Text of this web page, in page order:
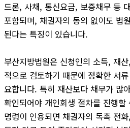
드론, 사채, 통신요금, 보증채무 등
포함되며, 채권자의 동의 없이도 법
된다는 특징이 있습니다.
부산지방법원은 신청인의 소득, 재
적으로 검토하기 때문에 정확한 서
요합니다. 특히 재산보다 채무가 많
확인되어야 개인회생 절차를 진행
명령이 인용되면 채권자의 독촉 전